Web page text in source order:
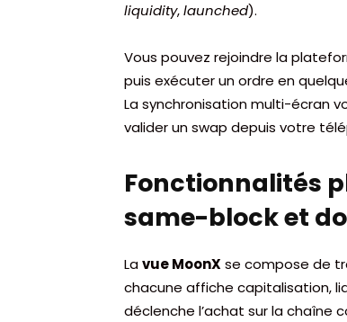
liquidity,launched).
Vous pouvez rejoindre la
puis exécuter un ordre en
La synchronisation multi-écran
valider un swap depuis votre
Fonctionnalités
same-block et
Lavue MoonXse compose de
chacune affiche capitalisation,
déclenche l’achat sur la chaîne